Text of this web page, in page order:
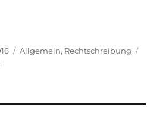
Kategorien
Allgemein, Rechtschreibung